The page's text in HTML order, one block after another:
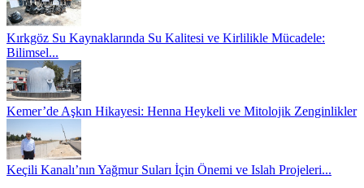
Kırkgöz Su Kaynaklarında Su Kalitesi ve Kirlilikle Mücadele:
Bilimsel...
Kemer’de Aşkın Hikayesi: Henna Heykeli ve Mitolojik Zenginlikler
Keçili Kanalı’nın Yağmur Suları İçin Önemi ve Islah Projeleri...